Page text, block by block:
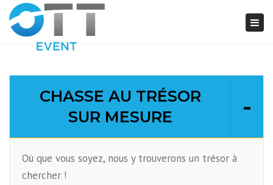
CHASSE AU TRÉSOR
SUR MESURE
Où que vous soyez, nous y trouverons un trésor à
chercher !